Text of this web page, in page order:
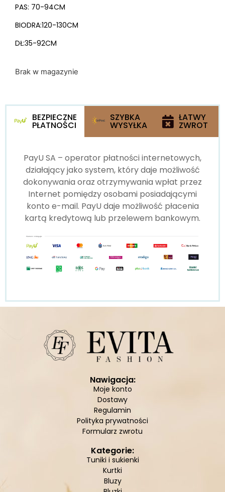
PAS: 70-94CM
BIODRA:120-130CM
DŁ:35-92CM
Brak w magazynie
BEZPIECZNE
PŁATNOŚCI
SZYBKA
WYSYŁKA
ŁATWY
ZWROT
PayU SA – operator płatności internetowych,
działający jako system, który daje możliwość
dokonywania oraz otrzymywania wpłat przez
Internet pomiędzy osobami posiadającymi
konto e-mail. PayU daje możliwość płacenia
kartą kredytową lub przelewem bankowym.
Nawigacja:
Moje konto
Dostawy
Regulamin
Polityka prywatności
Formularz zwrotu
Kategorie:
Tuniki i sukienki
Kurtki
Bluzy